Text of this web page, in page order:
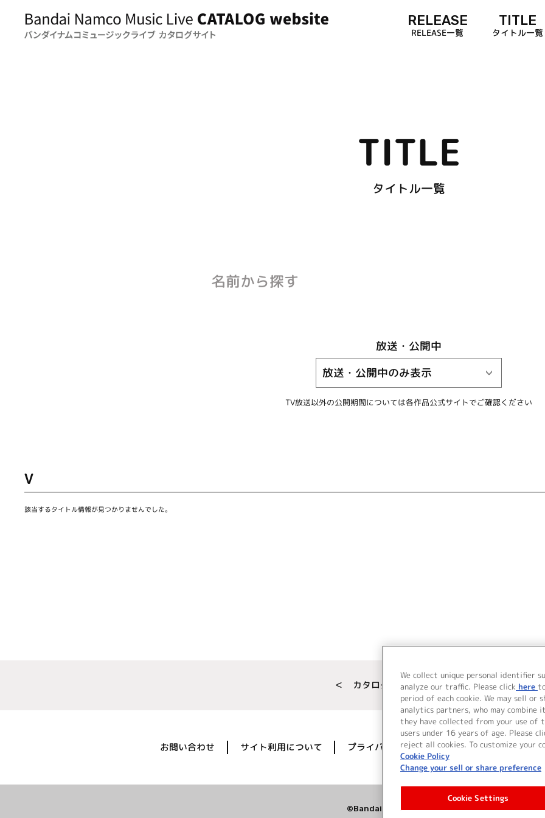
RELEASE
RELEASE一覧
TITLE
タイトル一覧
TITLE
タイトル一覧
名前から探す
放送・公開中
TV放送以外の公開期間については各作品公式サイトでご確認ください
V
該当するタイトル情報が見つかりませんでした。
＜ カタログサイト トップページへ
お問い合わせ サイト利用について プライバシーポリシー 著作権／肖像権に
©Bandai Namco Music Live Inc.
We collect unique personal identifier
analyze our traffic. Please click here
period of each cookie. We may sell
analytics partners, who may
they have collected from your use of
users under 16 years of age. Please
reject all cookies. To customize your
Cookie Policy
Change your sell or share preference
Cookie Settings